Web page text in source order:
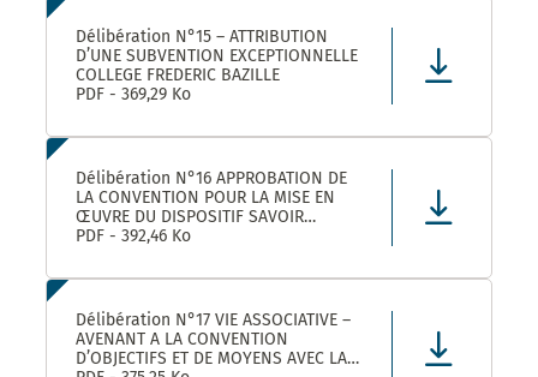
Délibération N°15 – ATTRIBUTION
D’UNE SUBVENTION EXCEPTIONNELLE
COLLEGE FREDERIC BAZILLE
PDF - 369,29 Ko
Délibération N°16 APPROBATION DE
LA CONVENTION POUR LA MISE EN
ŒUVRE DU DISPOSITIF SAVOIR
ROULER A VELO AVEC MONTPELLIER
PDF - 392,46 Ko
Délibération N°17 VIE ASSOCIATIVE –
AVENANT A LA CONVENTION
D’OBJECTIFS ET DE MOYENS AVEC LA